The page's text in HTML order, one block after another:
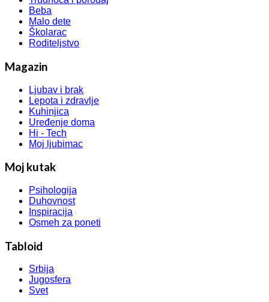
Beba
Malo dete
Školarac
Roditeljstvo
Magazin
Ljubav i brak
Lepota i zdravlje
Kuhinjica
Uređenje doma
Hi - Tech
Moj ljubimac
Moj kutak
Psihologija
Duhovnost
Inspiracija
Osmeh za poneti
Tabloid
Srbija
Jugosfera
Svet